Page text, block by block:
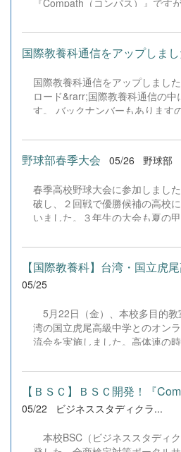
を高く持ち、自ら行動を起こす
の挑戦が、校内の多くの仲間た
激を与えてくれることを確信し
の違和感」など、技術との適切
て、最初の「ひらめき」と最終
という、人間にしかできない役
い感性の重要性を深く学んだ様子
入学直後の1年生が学外の先進的
へ自ら飛び込み、社会課題に対し
思考を深める姿に、教員一同大き
を感じています。今後も生徒たち
な学びの機会を全力で支援してま
『Compath（コンパス）』です
先の学校様より少しずつアンケ
励みになっております。本当に
二次元バーコードをベースにポ
たため、正式なリンク先のURL
た、千歳高校の公式Web「ダウ
ップロードおよびプログラムの
ンロード出来ますので、そちら
い。 全商検定対策ポータルサ
ス）」 （Webでの利用はこちら
highschool-bsc.netlify.app/ 検定
https://docs.google.com/forms/
74h2qra7g5ufPb3X9viVt2Pq-
定対策アプリの学習効果と利用
国際教養科通信をアップしまし
国際教養科通信をアップしまし
ロード&rarr;国際教養科通信の中
す。 バックナンバーもあります
野球部春季大会 05/26 野球部
春季高校野球大会に参加しまし
破し、２回戦で優勝候補の高校
いました。３年生の大会も夏の
っていきます
05/25
5月22日（金）、本校多目的教
湾の国立虎尾高級中学とのオン
流会を実施しました。高体連の
名、虎尾高級中学から31名の生
し、モニター越しに熱い絆を育み
交流会は、本校の中川校長に
ピーチと１年３組渕上君による中
続くプレゼンテーションセッシ
05/22 ビジネススタディクラ...
本校BSC（ビジネススタディ